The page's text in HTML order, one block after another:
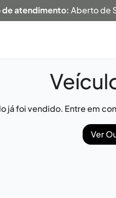
de atendimento: Aberto de
já foi vendido. Entre em
Ver